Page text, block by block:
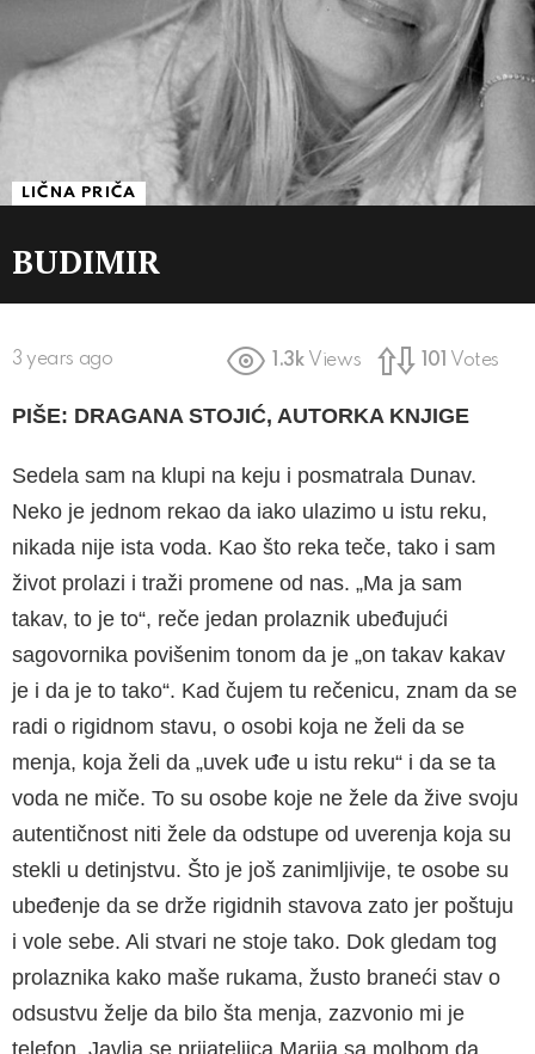
LIČNA PRIČA
BUDIMIR
3 years ago 1.3k Views 101 Votes
PIŠE: DRAGANA STOJIĆ, AUTORKA KNJIGE
Sedela sam na klupi na keju i posmatrala Dunav.
Neko je jednom rekao da iako ulazimo u istu reku,
nikada nije ista voda. Kao što reka teče, tako i sam
život prolazi i traži promene od nas. „Ma ja sam
takav, to je to“, reče jedan prolaznik ubeđujući
sagovornika povišenim tonom da je „on takav kakav
je i da je to tako“. Kad čujem tu rečenicu, znam da se
radi o rigidnom stavu, o osobi koja ne želi da se
menja, koja želi da „uvek uđe u istu reku“ i da se ta
voda ne miče. To su osobe koje ne žele da žive svoju
autentičnost niti žele da odstupe od uverenja koja su
stekli u detinjstvu. Što je još zanimljivije, te osobe su
ubeđenje da se drže rigidnih stavova zato jer poštuju
i vole sebe. Ali stvari ne stoje tako. Dok gledam tog
prolaznika kako maše rukama, žusto braneći stav o
odsustvu želje da bilo šta menja, zazvonio mi je
telefon. Javlja se prijateljica Marija sa molbom da